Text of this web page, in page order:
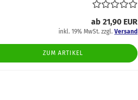
Musselin / Double
Gauze
Nicki
ab 21,90 EUR
inkl. 19% MwSt. zzgl. Versand
ZUM ARTIKEL